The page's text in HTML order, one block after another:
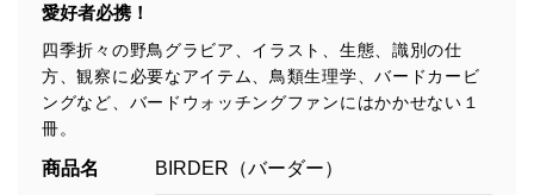
愛好者必携！
四季折々の野鳥グラビア、イラスト、生態、識別の仕
方、観察に必要なアイテム、鳥類生理学、バードカービ
ングなど、バードウォッチングファンにはかかせない１
冊。
商品名 BIRDER（バーダー）